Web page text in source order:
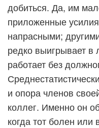
добиться. Да, им
приложенные
напрасными;
редко выигрывает в
работает без
и опора членов
коллег. Именно он
когда тот болен или